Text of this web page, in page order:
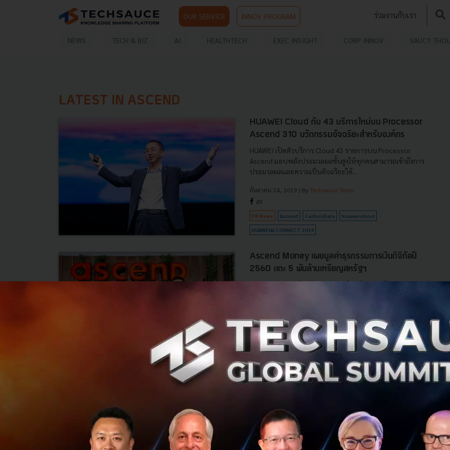
OUR SERVICE INNOV PROGRAM ร่วมงานกับเรา
NEWS TECH & BIZ AI HEALTHTECH EXEC INSIGHT CORP INNOV SAUCY
LATEST IN ASCEND
HUAWEI Cloud กับ 43 บริการใหม่บน Processor
Ascend 310 นวัตกรรมอัจฉริยะสำหรับองค์กร
HUAWEI เปิดตัวบริการ Cloud 43 รายการบน Processor
Ascend มอบพลังประมวลผลขั้นสูงให้ทุกคนสามารถเข้าถึงการ
ประมวลผลและความเป็นอัจฉริยะได้...
กันยายน 24, 2019 | By Techsauce Team
49
PR News Ascend CarbonData huawei-cloud
HUAWEIAI CONNECT 2019
Ascend Money เผยมูลค่าธุรกรรมการเงินดิจิทัลปี
2560 แตะ 5 พันล้านเหรียญสหรัฐฯ
Ascend Money ผู้นำด้าน FinTech ในภูมิภาคเอเชียตะวันออก
กรกฎาคม 9, 2018 | ByTechsauce Team
135
News Ascend FinTech
ก่อนหน้านี้เมื่อปลายปี 2559 ที่ผ่านมา บริษัท แอสเซนด์ กรุ๊ป
จำกัด หรือ Ascend Group ได้ประกาศแต่งตั้งกรรมการผู้
จัดการใหญ่ของ Ascend Money ไปแล้ว ล่าสุด Ascend Group